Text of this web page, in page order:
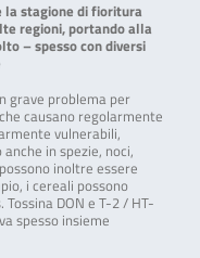
la stagione di fioritura
regioni, portando alla
– spesso con diversi
grave problema per
causano regolarmente
vulnerabili,
in spezie, noci,
inoltre essere
i cereali possono
DON e T-2 / HT-
spesso insieme